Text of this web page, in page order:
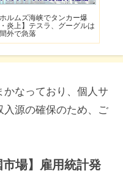
ホルムズ海峡でタンカー爆
炎上】テスラ、グーグルは
外で急落
なっており、個人サ
入源の確保のため、ご
市場】雇用統計発